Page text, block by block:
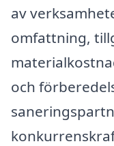
av
omfattning,
och